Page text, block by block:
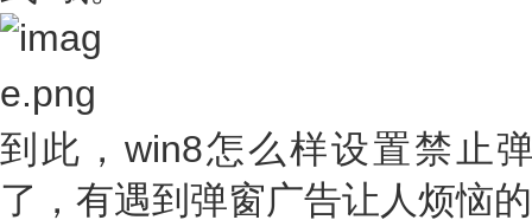
到此，win8怎么样设置禁止
了，有遇到弹窗广告让人烦恼